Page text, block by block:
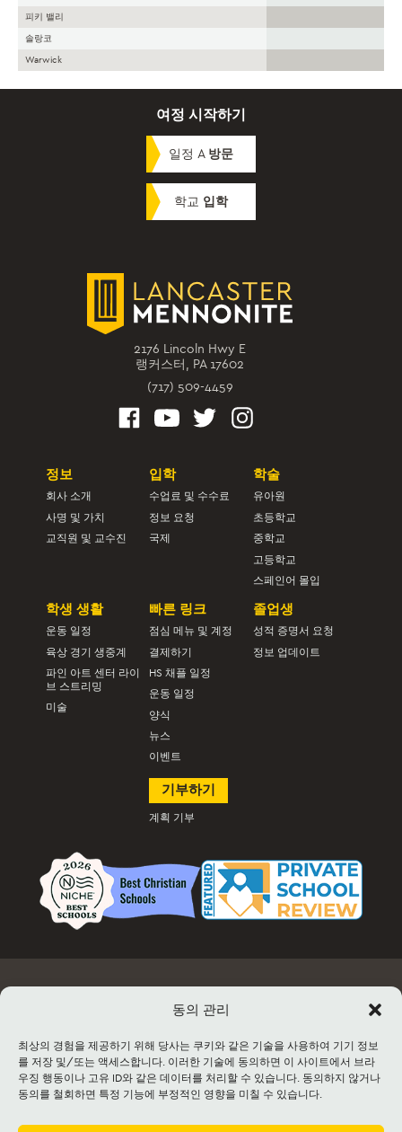
동의 관리
최상의 경험을 제공하기 위해 당사는 쿠키와 같은 기술을 사용하여 기기 정보
를 저장 및/또는 액세스합니다. 이러한 기술에 동의하면 이 사이트에서 브라
우징 행동이나 고유 ID와 같은 데이터를 처리할 수 있습니다. 동의하지 않거나
동의를 철회하면 특정 기능에 부정적인 영향을 미칠 수 있습니다.
피키 밸리
솔랑코
Warwick
여정 시작하기
일정 A 방문
학교 입학
2176 Lincoln Hwy E
랭커스터, PA 17602
(717) 509-4459
정보
회사 소개
사명 및 가치
교직원 및 교수진
입학
수업료 및 수수료
정보 요청
국제
학술
유아원
초등학교
중학교
고등학교
스페인어 몰입
학생 생활
운동 일정
육상 경기 생중계
파인 아트 센터 라이
브 스트리밍
미술
빠른 링크
점심 메뉴 및 계정
결제하기
HS 채플 일정
운동 일정
양식
뉴스
이벤트
졸업생
성적 증명서 요청
정보 업데이트
기부하기
계획 기부
©2026 Lancaster Mennonite. All rights
reserved. |Privacy Policy|Cookie Policy |
Social Media Policy | Title IX |Safe2Say|
the GooglePrivacy PolicyandTerms of